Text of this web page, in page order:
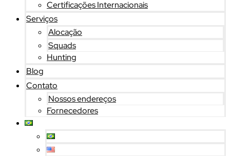
Certificações Internacionais
Serviços
Alocação
Squads
Hunting
Blog
Contato
Nossos endereços
Fornecedores